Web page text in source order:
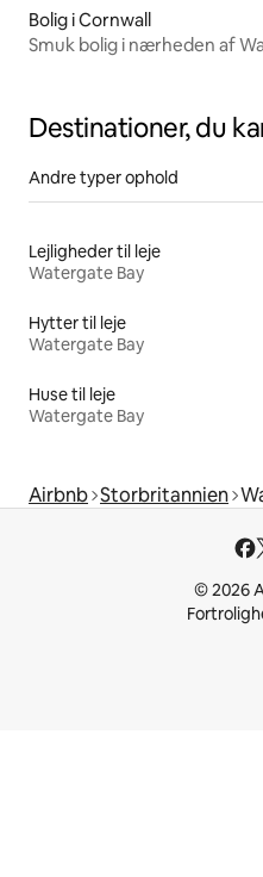
Bolig i Cornwall
Smuk bolig i nærheden af
Destinationer, du
Andre typer ophold
Lejligheder til leje
Watergate Bay
Hytter til leje
Watergate Bay
Huse til leje
Watergate Bay
Airbnb Storbritannien
© 2026